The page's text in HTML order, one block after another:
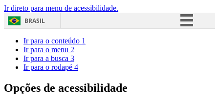
Ir direto para menu de acessibilidade.
BRASIL
Acesso à informação
Ir para o conteúdo 1
Ir para o menu 2
Ir para a busca 3
Ir para o rodapé 4
Opções de acessibilidade